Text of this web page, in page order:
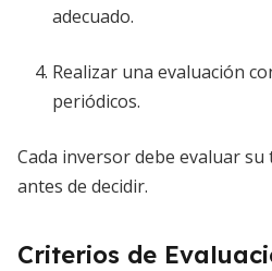
adecuado.
Realizar una evaluación
periódicos.
Cada inversor debe evaluar
antes de decidir.
Criterios de